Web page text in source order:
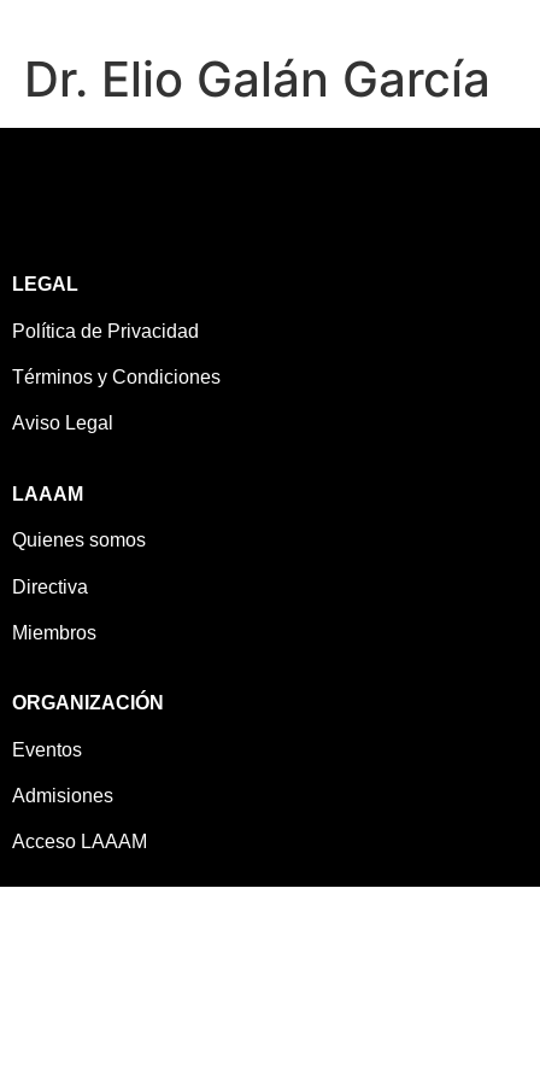
Dr. Elio Galán García
LEGAL
Política de Privacidad
Términos y Condiciones
Aviso Legal
LAAAM
Quienes somos
Directiva
Miembros
ORGANIZACIÓN
Eventos
Admisiones
Acceso LAAAM